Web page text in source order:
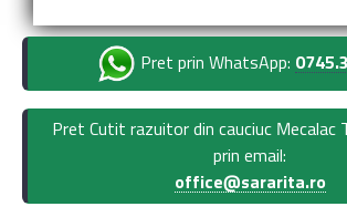
Pret prin WhatsApp:
Pret Cutit razuitor din cauciuc Mecalac
prin email:
office@sararita.ro